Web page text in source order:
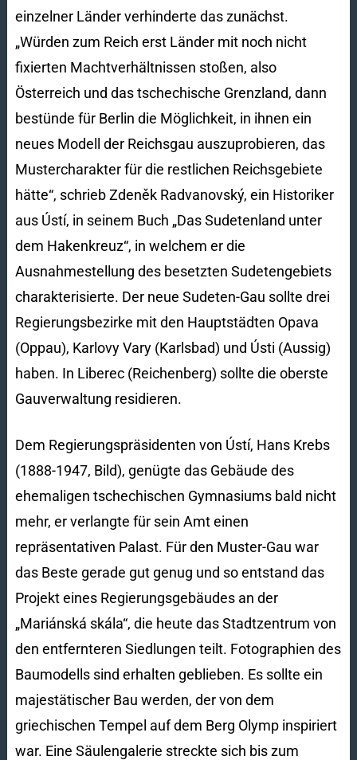
einzelner Länder verhinderte das zunächst.
„Würden zum Reich erst Länder mit noch nicht
fixierten Machtverhältnissen stoßen, also
Österreich und das tschechische Grenzland, dann
bestünde für Berlin die Möglichkeit, in ihnen ein
neues Modell der Reichsgau auszuprobieren, das
Mustercharakter für die restlichen Reichsgebiete
hätte“, schrieb Zdeněk Radvanovský, ein Historiker
aus Ústí, in seinem Buch „Das Sudetenland unter
dem Hakenkreuz“, in welchem er die
Ausnahmestellung des besetzten Sudetengebiets
charakterisierte. Der neue Sudeten-Gau sollte drei
Regierungsbezirke mit den Hauptstädten Opava
(Oppau), Karlovy Vary (Karlsbad) und Ústi (Aussig)
haben. In Liberec (Reichenberg) sollte die oberste
Gauverwaltung residieren.
Dem Regierungspräsidenten von Ústí, Hans Krebs
(1888-1947, Bild), genügte das Gebäude des
ehemaligen tschechischen Gymnasiums bald nicht
mehr, er verlangte für sein Amt einen
repräsentativen Palast. Für den Muster-Gau war
das Beste gerade gut genug und so entstand das
Projekt eines Regierungsgebäudes an der
„Mariánská skála“, die heute das Stadtzentrum von
den entfernteren Siedlungen teilt. Fotographien des
Baumodells sind erhalten geblieben. Es sollte ein
majestätischer Bau werden, der von dem
griechischen Tempel auf dem Berg Olymp inspiriert
war. Eine Säulengalerie streckte sich bis zum